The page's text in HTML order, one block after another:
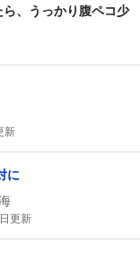
、うっかり腹ペコ少
新
に
更新